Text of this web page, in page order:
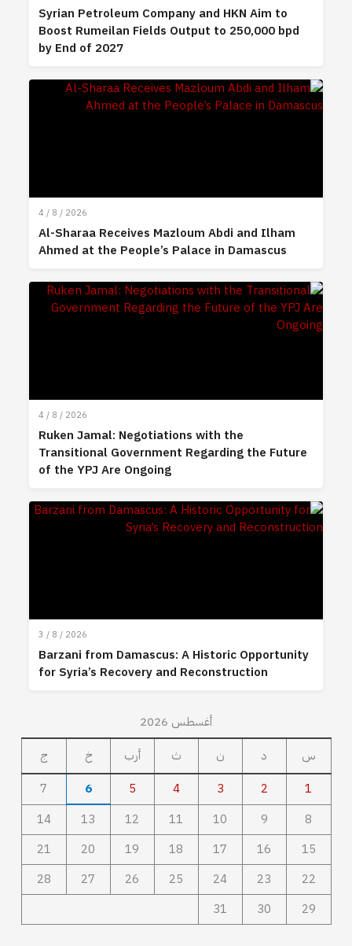
Syrian Petroleum Company and HKN Aim to
Boost Rumeilan Fields Output to 250,000 bpd
by End of 2027
4 / 8 / 2026
Al-Sharaa Receives Mazloum Abdi and Ilham
Ahmed at the People’s Palace in Damascus
4 / 8 / 2026
Ruken Jamal: Negotiations with the
Transitional Government Regarding the Future
of the YPJ Are Ongoing
3 / 8 / 2026
Barzani from Damascus: A Historic Opportunity
for Syria’s Recovery and Reconstruction
أغسطس 2026
س
د ن ث أرب خ
ج
1
2
3
4
5
6
7
8
9
10
11
12
13
14
15
16
17
18
19
20
21
22
23
24
25
26
27
28
29
30
31